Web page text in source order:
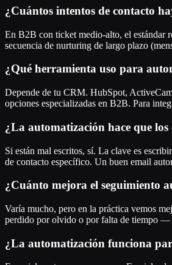
¿Cuántos intentos de contacto
En B2B con ticket medio-alto, el estándar
secuencia de nurturing de largo plazo
¿Qué herramienta uso para
Depende de tu CRM. HubSpot,
opciones especializadas en B2B. Para
¿La automatización hace que
Si están mal escritos, sí. La clave es
de contacto específico. Un buen email
¿Cuánto mejora el seguimiento
Varía mucho, pero en la práctica vemos
perdido por olvido o por falta de tiempo —
¿La automatización funciona